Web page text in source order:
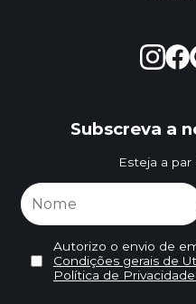
Subscreva a
Esteja a par
Autorizo o envio de
Condições gerais de
Política de